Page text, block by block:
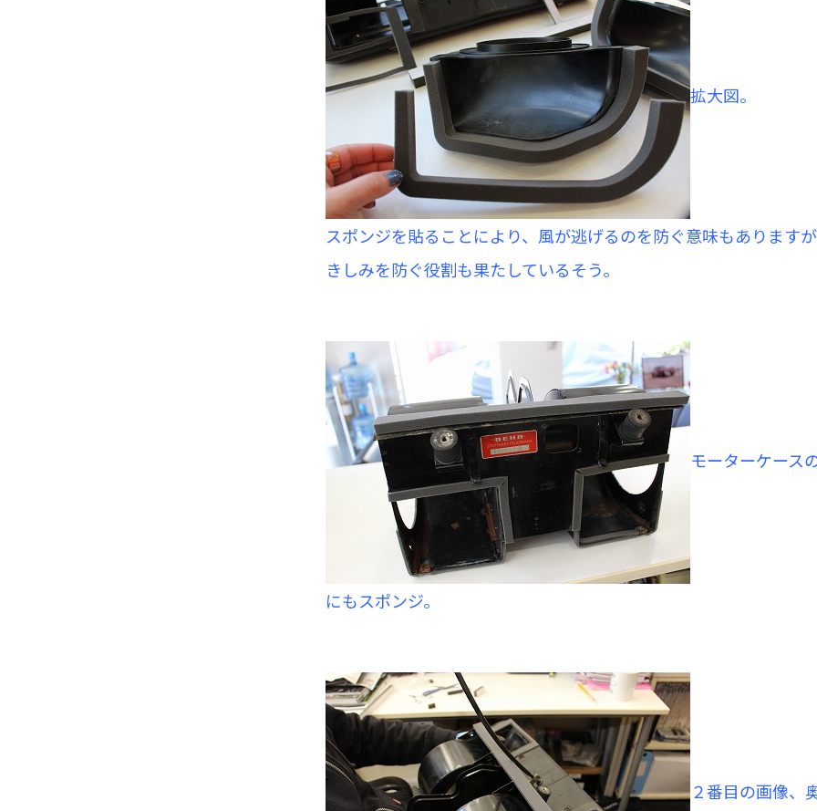
拡大図。
スポンジを貼ることにより、風が逃げるのを防ぐ意味もあります
きしみを防ぐ役割も果たしているそう。
モーターケース
にもスポンジ。
２番目の画像、